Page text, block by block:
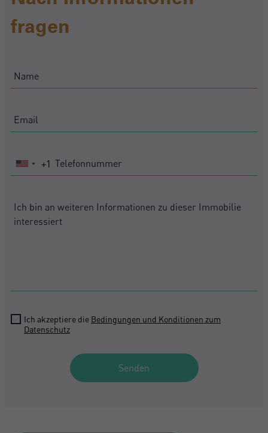
fragen
United
+1
Ich akzeptiere die Bedingungen und Konditionen zum
Datenschutz
Senden